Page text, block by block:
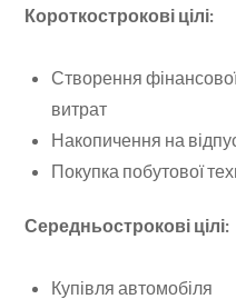
Короткострокові цілі:
Створення
витрат
Накопичення на
Покупка побутової
Середньострокові цілі:
Купівля автомобіля